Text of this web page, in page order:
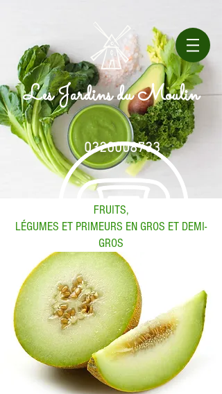
Les Jardins du Moulin
0320008733
FRUITS,
LÉGUMES ET PRIMEURS EN GROS ET DEMI-
GROS